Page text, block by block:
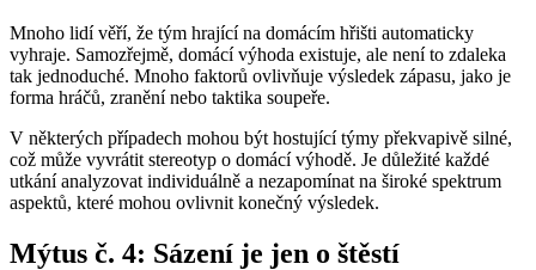
Mnoho lidí věří, že tým hrající na domácím hřišti automaticky
vyhraje. Samozřejmě, domácí výhoda existuje, ale není to zdaleka
tak jednoduché. Mnoho faktorů ovlivňuje výsledek zápasu, jako je
forma hráčů, zranění nebo taktika soupeře.
V některých případech mohou být hostující týmy překvapivě silné,
což může vyvrátit stereotyp o domácí výhodě. Je důležité každé
utkání analyzovat individuálně a nezapomínat na široké spektrum
aspektů, které mohou ovlivnit konečný výsledek.
Mýtus č. 4: Sázení je jen o štěstí